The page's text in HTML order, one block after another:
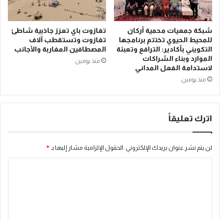
شبكة جمعيات محمية أركان
للمحيط الحيوي تختتم برنامجها
التكويني بأكادير: الترافع وتعبئة
الموارد وبناء الشراكات
لاستدامة الفعل المداني
منذ يومين
تغازوت باي تعزز جاذبية شاطئ
تغازوت وتستقطب آلاف
المصطافين المغاربة والأجانب
منذ يومين
اترك تعليقاً
لن يتم نشر عنوان بريدك الإلكتروني. الحقول الإلزامية مشار إليها بـ *